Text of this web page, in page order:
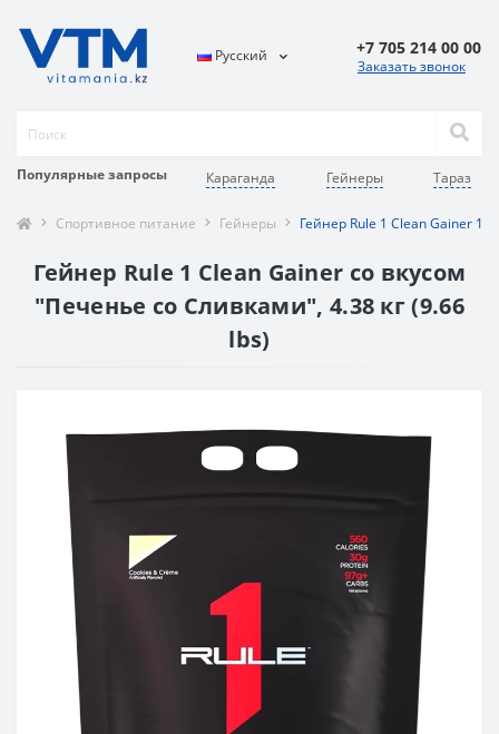
Популярные запросы Караганда Гейнеры Тараз
Русский +7 705 214 00 00
Заказать звонок
Спортивное питание Гейнеры Гейнер Rule 1 Clean Gainer
Гейнер Rule 1 Clean Gainer со вкусом
"Печенье со Сливками", 4.38 кг (9.66
lbs)